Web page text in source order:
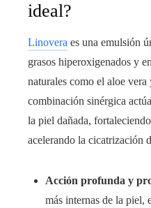
ideal?
Linovera es una emulsión
grasos hiperoxigenados y
naturales como el aloe vera
combinación sinérgica
la piel dañada,
acelerando la cicatrización
Acción profunda y
más internas de la piel,